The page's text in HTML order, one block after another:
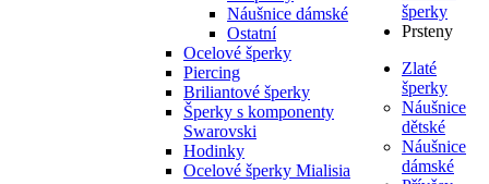
Náušnice dámské
Ostatní
Ocelové šperky
Piercing
Briliantové šperky
Šperky s komponenty
Swarovski
Hodinky
Ocelové šperky Mialisia
šperky
Prsteny
Zlaté
šperky
Náušnice
dětské
Náušnice
dámské